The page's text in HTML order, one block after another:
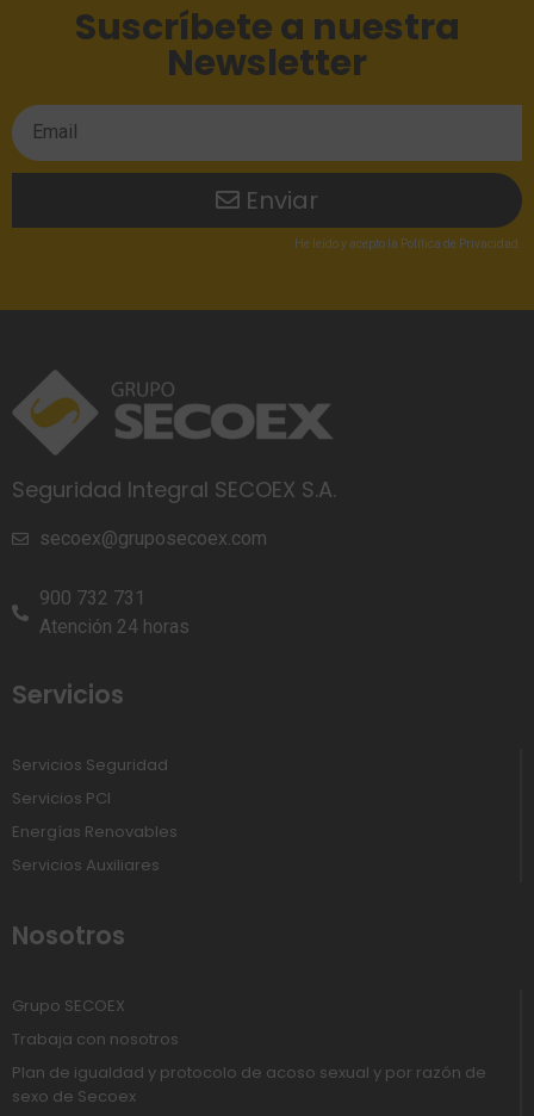
Suscríbete a nuestra
Newsletter
Enviar
He leídoy acepto la Política de Privacidad
Seguridad Integral SECOEX S.A.
secoex@gruposecoex.com
900 732 731
Atención 24 horas
Servicios
Servicios Seguridad
Servicios PCI
Energías Renovables
Servicios Auxiliares
Nosotros
Grupo SECOEX
Trabaja con nosotros
Plan de igualdad y protocolo de acoso sexual y por razón de
sexo de Secoex